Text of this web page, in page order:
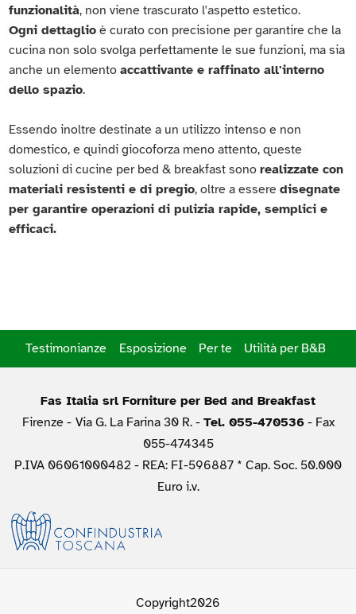
funzionalità, non viene trascurato l'aspetto estetico.
Ogni dettaglio è curato con precisione per garantire che la
cucina non solo svolga perfettamente le sue funzioni, ma sia
anche un elementoaccattivante e raffinato all'interno
dello spazio.
Essendo inoltre destinate a un utilizzo intenso e non
domestico, e quindi giocoforza meno attento, queste
soluzioni di cucine per bed & breakfast sonorealizzate con
materiali resistenti e di pregio, oltre a esseredisegnate
per garantire operazioni di pulizia rapide, semplici e
efficaci.
Testimonianze Esposizione Per te Utilità per B&B
Fas Italia srl Forniture per Bed and Breakfast
Firenze - Via G. La Farina 30 R. - Tel. 055-470536- Fax
055-474345
P.IVA 06061000482 - REA: FI-596887 * Cap. Soc. 50.000
Euro i.v.
Copyright2026